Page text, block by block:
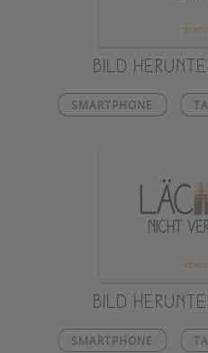
Bild
SMARTPHONE
Bild
SMARTPHONE